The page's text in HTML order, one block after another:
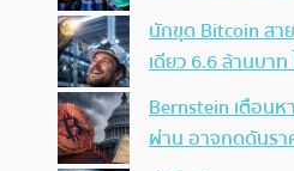
นักขุด Bitcoin สา
เดียว 6.6 ล้านบา
Bernstein เตือนห
ผ่าน อาจกดดันรา